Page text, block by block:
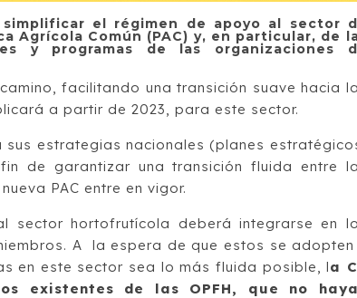
simplificar el régimen de apoyo al sector
Agrícola Común (PAC) y, en particular, de
y programas de las organizaciones
facilitando una transición suave hacia
a partir de 2023, para este sector.
estrategias nacionales (planes
de garantizar una transición fluida entre
PAC entre en vigor.
sector hortofrutícola deberá integrarse en
A la espera de que estos se
en este sector sea lo más fluida posible, la
existentes de las OPFH, que no